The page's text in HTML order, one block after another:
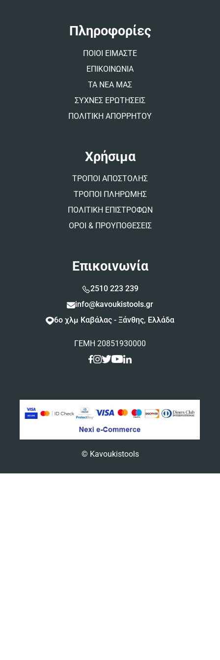
Πληροφορίες
ΠΟΙΟΙ ΕΙΜΑΣΤΕ
ΕΠΙΚΟΙΝΩΝΙΑ
ΤΑ ΝΕΑ ΜΑΣ
ΣΥΧΝΕΣ ΕΡΩΤΗΣΕΙΣ
ΠΟΛΙΤΙΚΗ ΑΠΟΡΡΗΤΟΥ
Χρήσιμα
ΤΡΟΠΟΙ ΑΠΟΣΤΟΛΗΣ
ΤΡΟΠΟΙ ΠΛΗΡΩΜΗΣ
ΠΟΛΙΤΙΚΗ ΕΠΙΣΤΡΟΦΩΝ
ΟΡΟΙ & ΠΡΟΥΠΟΘΕΣΕΙΣ
Επικοινωνία
2510 223 239
info@kavoukistools.gr
6ο χλμ Καβάλας - Ξάνθης, Ελλάδα
ΓΕΜΗ 20851930000
© Kavoukistools